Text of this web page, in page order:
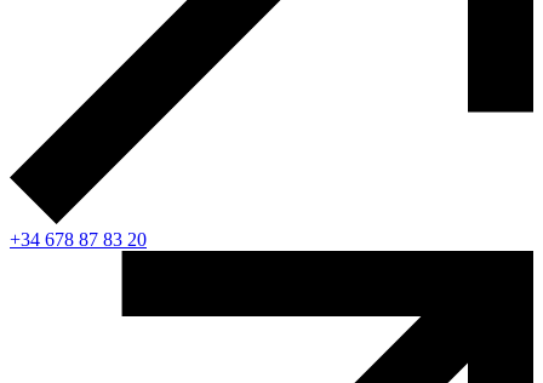
+34 678 87 83 20